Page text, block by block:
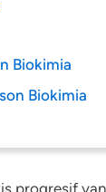
Biokimia
Biokimia
progresif